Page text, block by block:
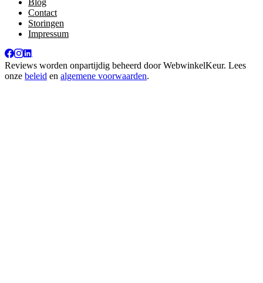
Blog
Contact
Storingen
Impressum
Reviews worden onpartijdig beheerd doorWebwinkelKeur. Lees
onze beleid en algemene voorwaarden.